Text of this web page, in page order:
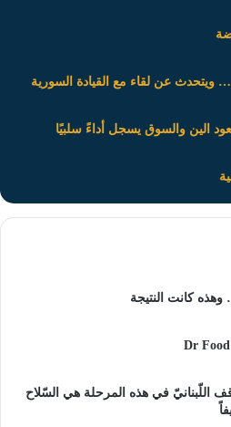
ويتحدث عن لقاء مع القيادة السورية
الين والسوق يسجل أداءً سلبيًا
كانت النتيجة
اللّبنانيّ في هذه المرحلة هي السّلاح